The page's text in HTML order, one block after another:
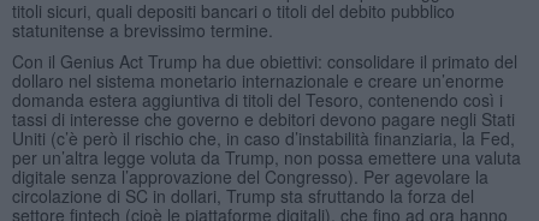
titoli sicuri, quali depositi bancari o titoli del debito pubblico
statunitense a brevissimo termine.
Con il Genius Act Trump ha due obiettivi: consolidare il primato del
dollaro nel sistema monetario internazionale e creare un’enorme
domanda estera aggiuntiva di titoli del Tesoro, contenendo così i
tassi di interesse che governo e debitori devono pagare negli Stati
Uniti (c’è però il rischio che, in caso d’instabilità finanziaria, la Fed,
per un’altra legge voluta da Trump, non possa emettere una valuta
digitale senza l’approvazione del Congresso). Per agevolare la
circolazione di SC in dollari, Trump sta sfruttando la forza del
settore fintech (cioè le piattaforme digitali), che fino ad ora hanno